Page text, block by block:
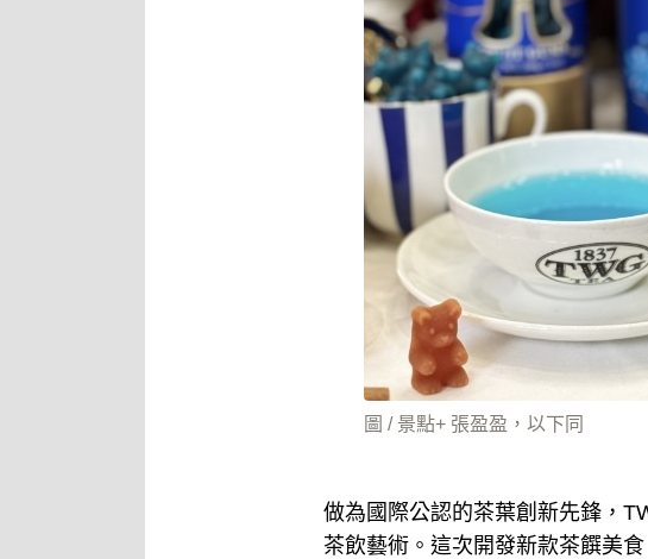
圖 / 景點+ 張盈盈，以下同
做為國際公認的茶葉創新先鋒，
茶飲藝術。這次開發新款茶饌美